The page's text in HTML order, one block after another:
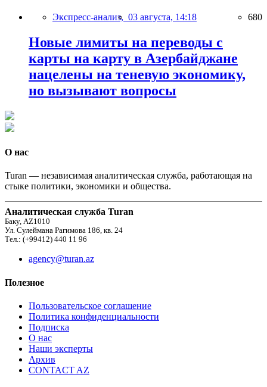
Экспресс-анализ, 03 августа, 14:18 680
Новые лимиты на переводы с
карты на карту в Азербайджане
нацелены на теневую экономику,
но вызывают вопросы
О нас
Turan — независимая аналитическая служба, работающая на
стыке политики, экономики и общества.
Аналитическая служба Turan
Баку, AZ1010
Ул. Сулеймана Рагимова 186, кв. 24
Тел.: (+99412) 440 11 96
agency@turan.az
Полезное
Пользовательское соглашение
Политика конфиденциальности
Подписка
О нас
Наши эксперты
Архив
CONTACT AZ